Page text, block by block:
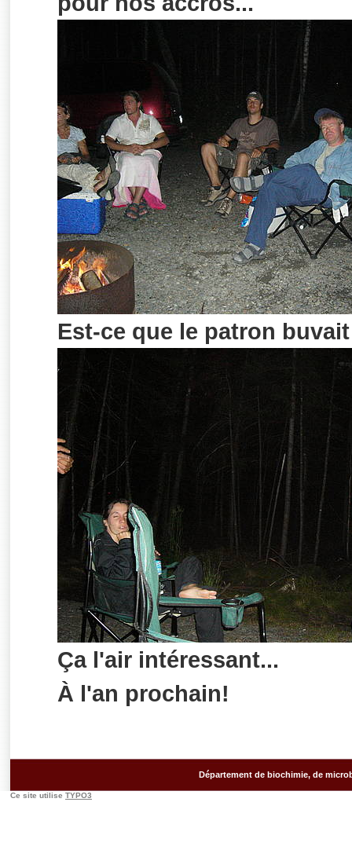
Est-ce que le patron
Ça l'air intéressant...
À l'an prochain!
Département de biochimie, de
Ce site utilise TYPO3